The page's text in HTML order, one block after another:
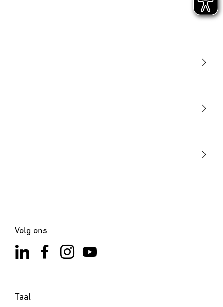
Volg ons
Taal